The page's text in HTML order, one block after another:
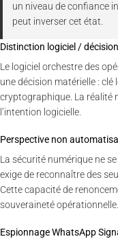
un niveau de confiance
peut inverser cet état.
Distinction logiciel /
Le logiciel orchestre des
une décision matérielle : clé
cryptographique. La réalité
l’intention logicielle.
Perspective non
La sécurité numérique ne
exige de reconnaître des
Cette capacité de
souveraineté opérationnelle.
Espionnage WhatsApp